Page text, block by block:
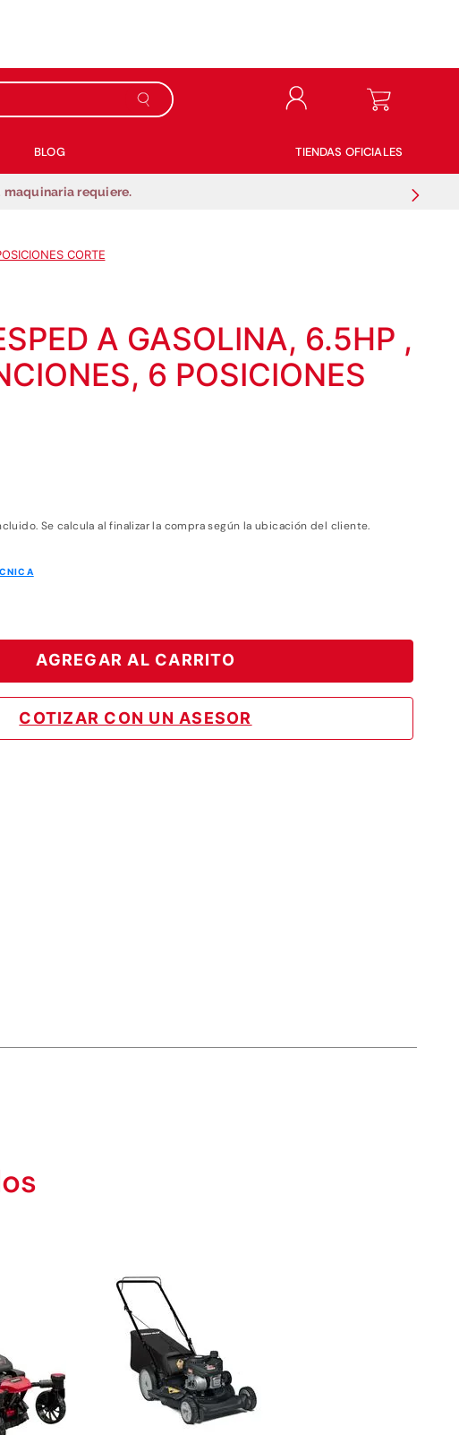
BLOG TIENDAS OFICIALES
maquinaria requiere.
CORTE
A GASOLINA, 6.5HP ,
6 POSICIONES
Se calcula al finalizar la compra según la ubicación del cliente.
AGREGAR AL CARRITO
COTIZAR CON UN ASESOR